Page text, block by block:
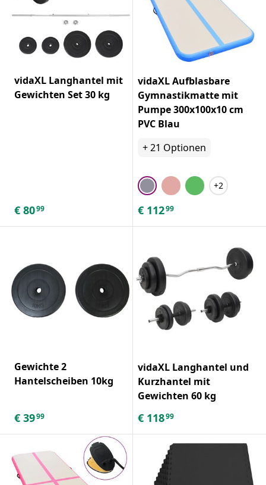
vidaXL Langhantel mit
Gewichten Set 30 kg
€ 8099
vidaXL Aufblasbare
Gymnastikmatte mit
Pumpe 300x100x10 cm
PVC Blau
+21 Optionen
+2
€ 11299
Gewichte 2
Hantelscheiben 10kg
€ 3999
vidaXL Langhantel und
Kurzhantel mit
Gewichten 60 kg
€ 11899